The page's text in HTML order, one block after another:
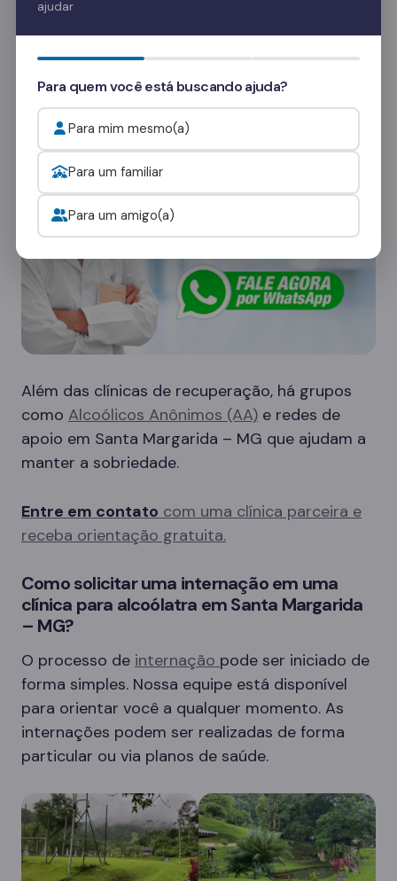
consultorese veja como funcionam as visitas.
Onde procurar ajuda para o alcoolismo?
Além das clínicas de recuperação, há grupos
como Alcoólicos Anônimos (AA) e redes de
apoio em Santa Margarida – MG que ajudam a
manter a sobriedade.
Entre em contato com uma clínica parceira e
receba orientação gratuita.
Como solicitar uma internação em uma
clínica para alcoólatra em Santa Margarida
– MG?
O processo de internação pode ser iniciado de
forma simples. Nossa equipe está disponível
para orientar você a qualquer momento. As
internações podem ser realizadas de forma
particular ou via planos de saúde.
ajudar
Para quem você está buscando ajuda?
Para mim mesmo(a)
Para um familiar
Para um amigo(a)